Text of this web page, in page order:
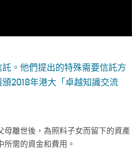
。他們提出的特殊需要信託方
2018年港大「卓越知識交流
母離世後，為照料子女而留下的資產
需的資金和費用。